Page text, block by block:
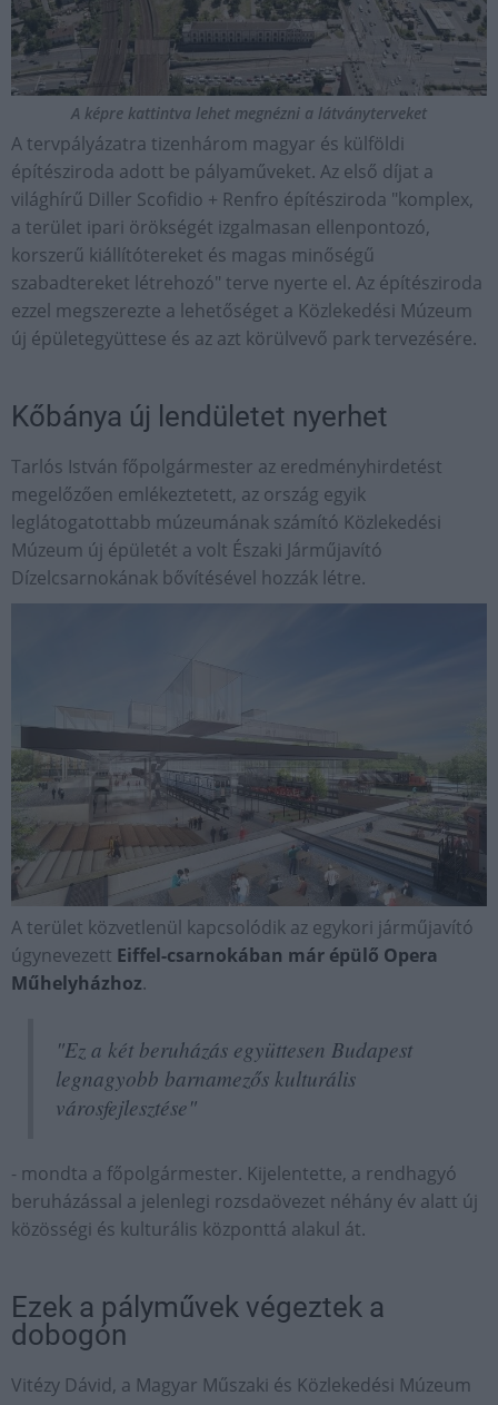
A képre kattintva lehet megnézni a látványterveket
A tervpályázatra tizenhárom magyar és külföldi
építésziroda adott be pályaműveket. Az első díjat a
világhírű Diller Scofidio + Renfro építésziroda "komplex,
a terület ipari örökségét izgalmasan ellenpontozó,
korszerű kiállítótereket és magas minőségű
szabadtereket létrehozó" terve nyerte el. Az építésziroda
ezzel megszerezte a lehetőséget a Közlekedési Múzeum
új épületegyüttese és az azt körülvevő park tervezésére.
Kőbánya új lendületet nyerhet
Tarlós István főpolgármester az eredményhirdetést
megelőzően emlékeztetett, az ország egyik
leglátogatottabb múzeumának számító Közlekedési
Múzeum új épületét a volt Északi Járműjavító
Dízelcsarnokának bővítésével hozzák létre.
A terület közvetlenül kapcsolódik az egykori járműjavító
úgynevezett Eiffel-csarnokában már épülő Opera
Műhelyházhoz.
"Ez a két beruházás együttesen Budapest
legnagyobb barnamezős kulturális
városfejlesztése"
- mondta a főpolgármester. Kijelentette, a rendhagyó
beruházással a jelenlegi rozsdaövezet néhány év alatt új
közösségi és kulturális központtá alakul át.
Ezek a pályművek végeztek a
dobogón
Vitézy Dávid, a Magyar Műszaki és Közlekedési Múzeum